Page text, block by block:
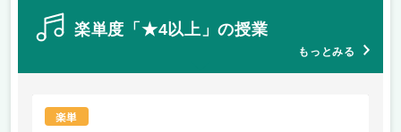
楽単度「★4以上」の授業
もっとみる
楽単